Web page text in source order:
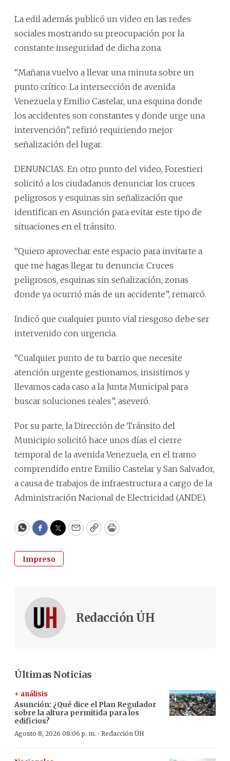
La edil además publicó un video en las redes
sociales mostrando su preocupación por la
constante inseguridad de dicha zona.
“Mañana vuelvo a llevar una minuta sobre un
punto crítico: La intersección de avenida
Venezuela y Emilio Castelar, una esquina donde
los accidentes son constantes y donde urge una
intervención”, refirió requiriendo mejor
señalización del lugar.
DENUNCIAS. En otro punto del video, Forestieri
solicitó a los ciudadanos denunciar los cruces
peligrosos y esquinas sin señalización que
identifican en Asunción para evitar este tipo de
situaciones en el tránsito.
“Quiero aprovechar este espacio para invitarte a
que me hagas llegar tu denuncia: Cruces
peligrosos, esquinas sin señalización, zonas
donde ya ocurrió más de un accidente”, remarcó.
Indicó que cualquier punto vial riesgoso debe ser
intervenido con urgencia.
“Cualquier punto de tu barrio que necesite
atención urgente gestionamos, insistimos y
llevamos cada caso a la Junta Municipal para
buscar soluciones reales”, aseveró.
Por su parte, la Dirección de Tránsito del
Municipio solicitó hace unos días el cierre
temporal de la avenida Venezuela, en el tramo
comprendido entre Emilio Castelar y San Salvador,
a causa de trabajos de infraestructura a cargo de la
Administración Nacional de Electricidad (ANDE).
WhatsApp
Facebook
Twitter
EmailCopyPrint
Impreso
Redacción ÚH
Últimas Noticias
+ análisis
Asunción: ¿Qué dice el Plan Regulador
sobre la altura permitida para los
edificios?
Agosto 8, 2026 08:06 p. m. · Redacción ÚH